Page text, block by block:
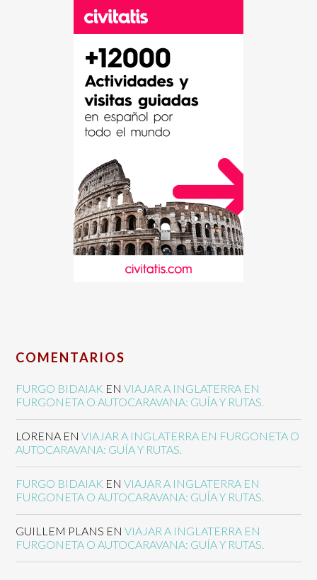
COMENTARIOS
FURGO BIDAIAK ENVIAJAR A INGLATERRA EN
FURGONETA O AUTOCARAVANA: GUÍA Y RUTAS.
LORENA ENVIAJAR A INGLATERRA EN FURGONETA O
AUTOCARAVANA: GUÍA Y RUTAS.
FURGO BIDAIAK ENVIAJAR A INGLATERRA EN
FURGONETA O AUTOCARAVANA: GUÍA Y RUTAS.
GUILLEM PLANS ENVIAJAR A INGLATERRA EN
FURGONETA O AUTOCARAVANA: GUÍA Y RUTAS.